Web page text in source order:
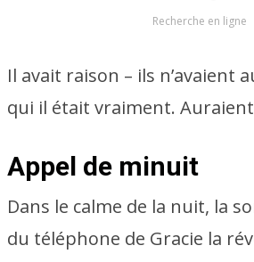
Recherche en ligne
Il avait raison – ils n’avaient
qui il était vraiment.
Appel de minuit
Dans le calme de la nuit, la
du téléphone de Gracie la